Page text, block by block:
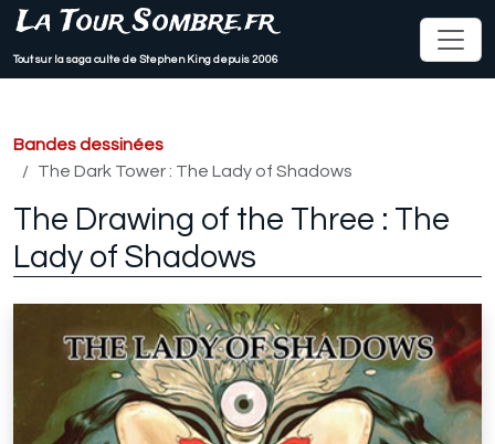
La Tour Sombre.fr
Tout sur la saga culte de Stephen King depuis 2006
Bandes dessinées
The Dark Tower : The Lady of Shadows
The Drawing of the Three : The
Lady of Shadows